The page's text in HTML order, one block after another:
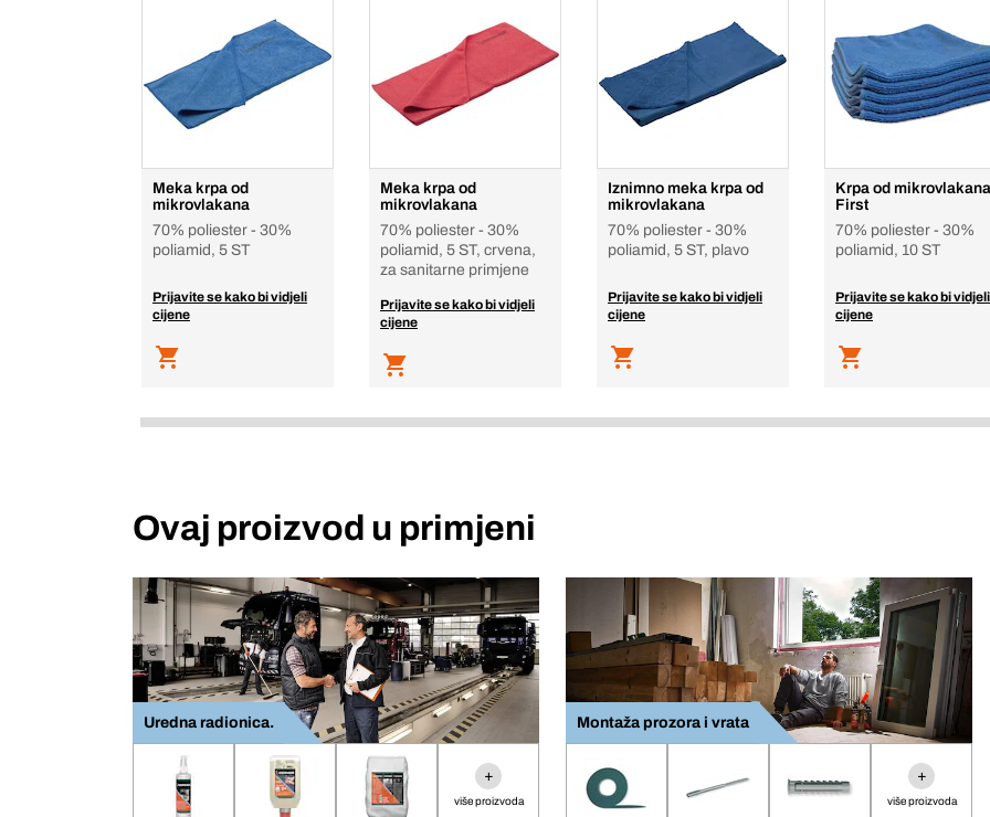
Meka krpa od
mikrovlakana
70% poliester - 30%
poliamid, 5 ST
Prijavite se kako bi vidjeli
cijene
Meka krpa od
mikrovlakana
70% poliester - 30%
poliamid, 5 ST, crvena,
za sanitarne primjene
Prijavite se kako bi vidjeli
cijene
Iznimno meka krpa od
mikrovlakana
70% poliester - 30%
poliamid, 5 ST, plavo
Prijavite se kako bi vidjeli
cijene
Krpa od mikrovlakana
First
70% poliester - 30%
poliamid, 10 ST
Prijavite se kako bi vidjeli
cijene
Ovaj proizvod u primjeni
Uredna radionica.
+
više proizvoda
Montaža prozora i vrata
+
više proizvoda